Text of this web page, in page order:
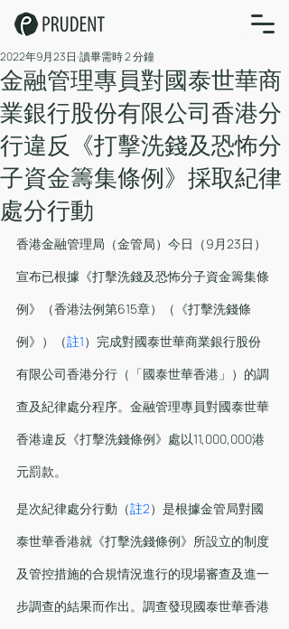
金融管理專員對國泰世華商
業銀行股份有限公司香港分
行違反《打擊洗錢及恐怖分
子資金籌集條例》採取紀律
處分行動
2022年9月23日 讀畢需時 2 分鐘
香港金融管理局（金管局）今日（9月23日）
宣布已根據《打擊洗錢及恐怖分子資金籌集條
例》（香港法例第615章）（《打擊洗錢條
例》）（註1）完成對國泰世華商業銀行股份
有限公司香港分行（「國泰世華香港」）的調
查及紀律處分程序。金融管理專員對國泰世華
香港違反《打擊洗錢條例》處以11,000,000港
元罰款。
是次紀律處分行動（註2）是根據金管局對國
泰世華香港就《打擊洗錢條例》所設立的制度
及管控措施的合規情況進行的現場審查及進一
步調查的結果而作出。調查發現國泰世華香港